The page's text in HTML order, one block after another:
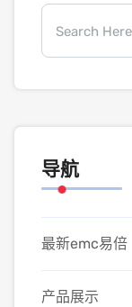
导航
最新emc易倍
产品展示